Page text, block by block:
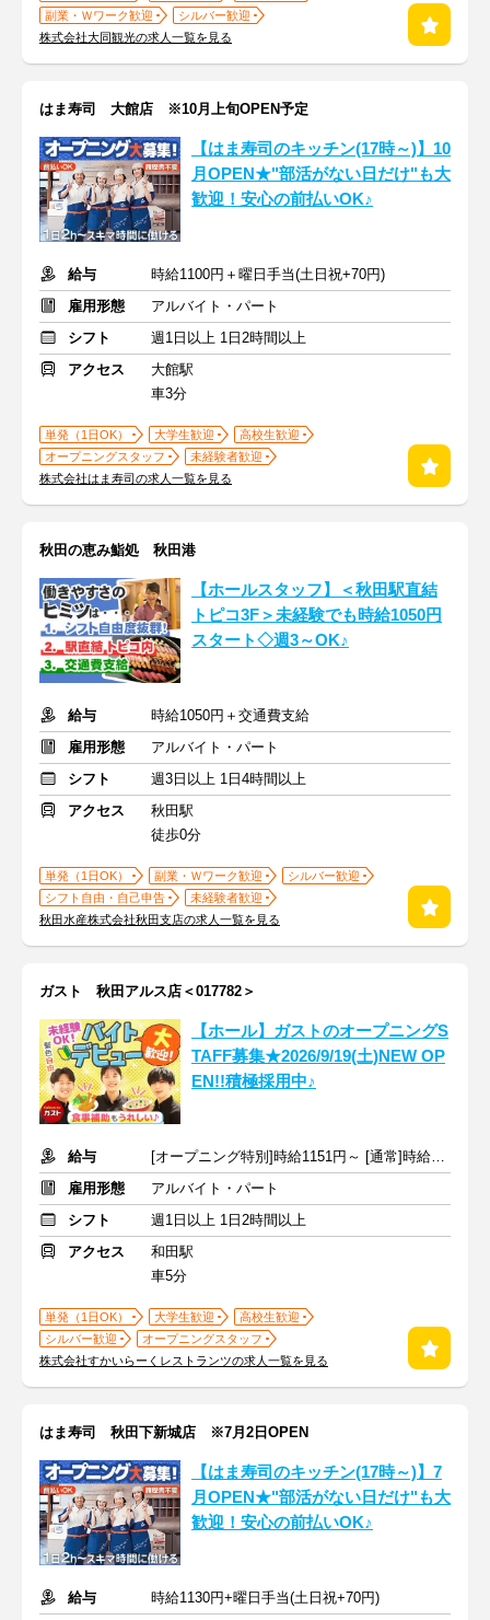
副業・Ｗワーク歓迎
シルバー歓迎
株式会社大同観光の求人一覧を見る
はま寿司 大館店 ※10月上旬OPEN予定
【はま寿司のキッチン(17時～)】10
月OPEN★"部活がない日だけ"も大
歓迎！安心の前払いOK♪
給与
時給1100円＋曜日手当(土日祝+70円)
雇用形態
アルバイト・パート
シフト
週1日以上 1日2時間以上
アクセス
大館駅
車3分
単発（1日OK） 大学生歓迎
高校生歓迎
オープニングスタッフ
未経験者歓迎
株式会社はま寿司の求人一覧を見る
秋田の恵み鮨処 秋田港
【ホールスタッフ】＜秋田駅直結
トピコ3F＞未経験でも時給1050円
スタート◇週3～OK♪
給与
時給1050円＋交通費支給
雇用形態
アルバイト・パート
シフト
週3日以上 1日4時間以上
アクセス
秋田駅
徒歩0分
単発（1日OK） 副業・Ｗワーク歓迎
シルバー歓迎
シフト自由・自己申告
未経験者歓迎
秋田水産株式会社秋田支店の求人一覧を見る
ガスト 秋田アルス店＜017782＞
【ホール】ガストのオープニングS
TAFF募集★2026/9/19(土)NEW OP
EN!!積極採用中♪
給与
[オープニング特別]時給1151円～ [通常]時給1051円～ ＋交通費
雇用形態
アルバイト・パート
シフト
週1日以上 1日2時間以上
アクセス
和田駅
車5分
単発（1日OK） 大学生歓迎
高校生歓迎
シルバー歓迎
オープニングスタッフ
株式会社すかいらーくレストランツの求人一覧を見る
はま寿司 秋田下新城店 ※7月2日OPEN
【はま寿司のキッチン(17時～)】7
月OPEN★"部活がない日だけ"も大
歓迎！安心の前払いOK♪
給与
時給1130円+曜日手当(土日祝+70円)